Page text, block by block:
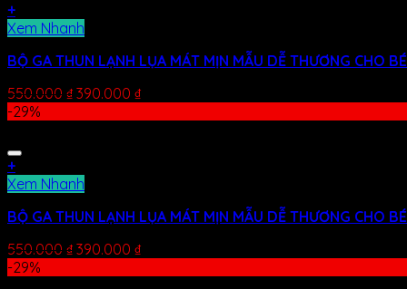
+
Xem Nhanh
BỘ GA THUN LẠNH LỤA MÁT MỊN MẪU DỄ THƯƠNG CHO
550.000 ₫ 390.000 ₫
-29%
+
Xem Nhanh
BỘ GA THUN LẠNH LỤA MÁT MỊN MẪU DỄ THƯƠNG CHO
550.000 ₫ 390.000 ₫
-29%